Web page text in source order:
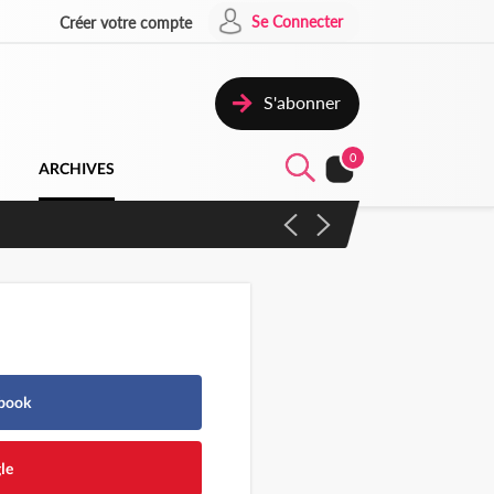
Créer votre compte Se Connecter
S'abonner
ARCHIVES
0
contre les produits